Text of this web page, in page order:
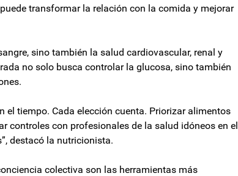
transformar la relación con la comida y mejorar
sino también la salud cardiovascular, renal y
no solo busca controlar la glucosa, sino también
el tiempo. Cada elección cuenta. Priorizar alimentos
controles con profesionales de la salud idóneos en el
destacó la nutricionista.
colectiva son las herramientas más